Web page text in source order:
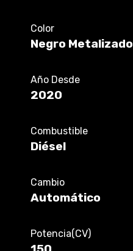
Color
Negro Metalizado
Año Desde
2020
Combustible
Diésel
Cambio
Automático
Potencia(CV)